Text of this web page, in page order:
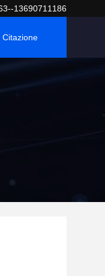
13690711186
Citazione